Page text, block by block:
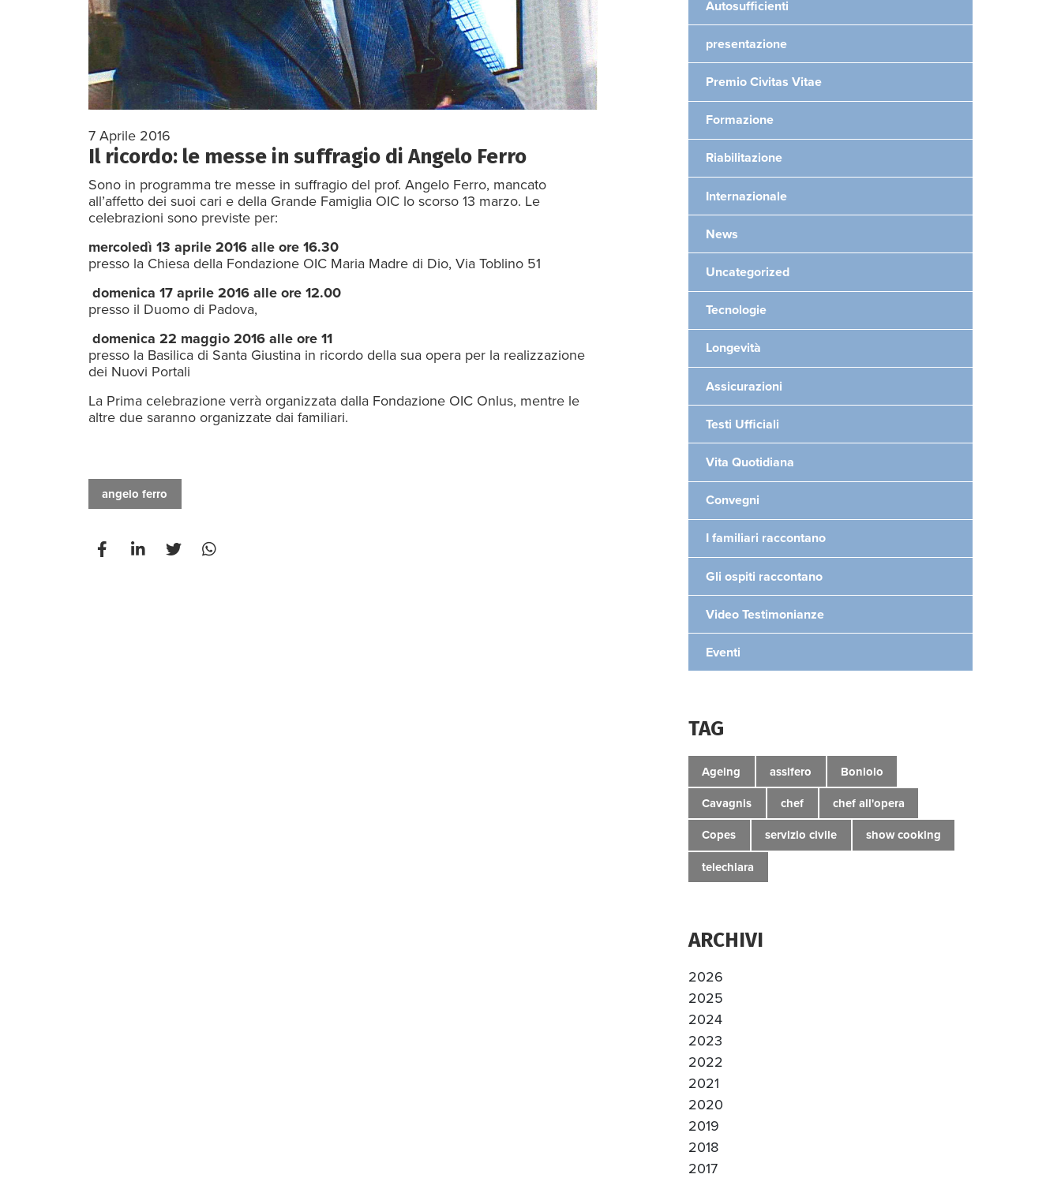
7 Aprile 2016
Il ricordo: le messe in suffragio di Angelo Ferro
Sono in programma tre messe in suffragio del prof. Angelo Ferro, mancato
all’affetto dei suoi cari e della Grande Famiglia OIC lo scorso 13 marzo. Le
celebrazioni sono previste per:
mercoledì 13 aprile 2016 alle ore 16.30
presso la Chiesa della Fondazione OIC Maria Madre di Dio, Via Toblino 51
domenica 17 aprile 2016 alle ore 12.00
presso il Duomo di Padova,
domenica 22 maggio 2016 alle ore 11
presso la Basilica di Santa Giustina in ricordo della sua opera per la realizzazione
dei Nuovi Portali
La Prima celebrazione verrà organizzata dalla Fondazione OIC Onlus, mentre le
altre due saranno organizzate dai familiari.
angelo ferro
Autosufficienti
presentazione
Premio Civitas Vitae
Formazione
Riabilitazione
Internazionale
News
Uncategorized
Tecnologie
Longevità
Assicurazioni
Testi Ufficiali
Vita Quotidiana
Convegni
I familiari raccontano
Gli ospiti raccontano
Video Testimonianze
Eventi
TAG
Ageing assifero Boniolo
Cavagnis chef chef all'opera
Copes servizio civile show cooking
telechiara
ARCHIVI
2026
2025
2024
2023
2022
2021
2020
2019
2018
2017